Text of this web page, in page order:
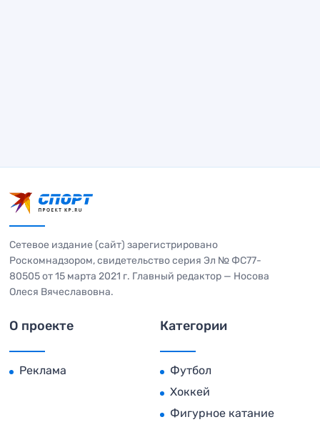
Сетевое издание (сайт) зарегистрировано
Роскомнадзором, свидетельство серия Эл № ФС77-
80505 от 15 марта 2021 г. Главный редактор — Носова
Олеся Вячеславовна.
О проекте
Реклама
Категории
Футбол
Хоккей
Фигурное катание